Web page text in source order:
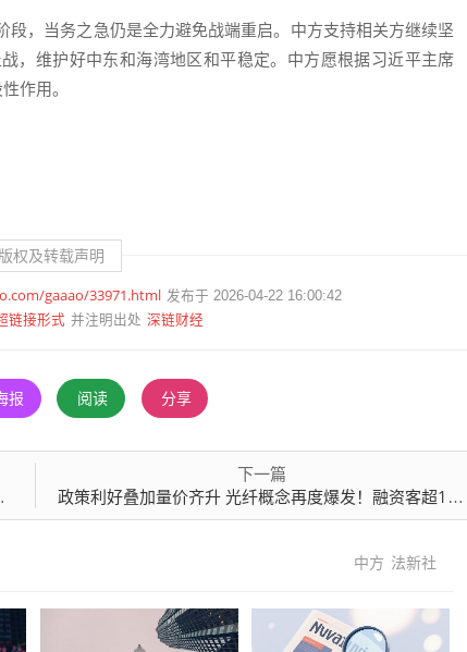
，当务之急仍是全力避免战端重启。中方支持相关方继续坚
，维护好中东和海湾地区和平稳定。中方愿根据习近平主席
作用。
权及转载声明
gaaao/33971.html 发布于 2026-04-22 16:00:42
链接形式 并注明出处 深链财经
报 阅读 分享
下一篇
政策利好叠加量价齐升 光纤概念再度爆发！融资客超10亿元“疯抢”这三股
中方 法新社